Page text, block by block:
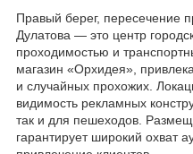
Правый берег, пересечение
Дулатова — это центр
проходимостью и
магазин «Орхидея»,
и случайных прохожих.
видимость рекламных
так и для пешеходов.
гарантирует широкий охват